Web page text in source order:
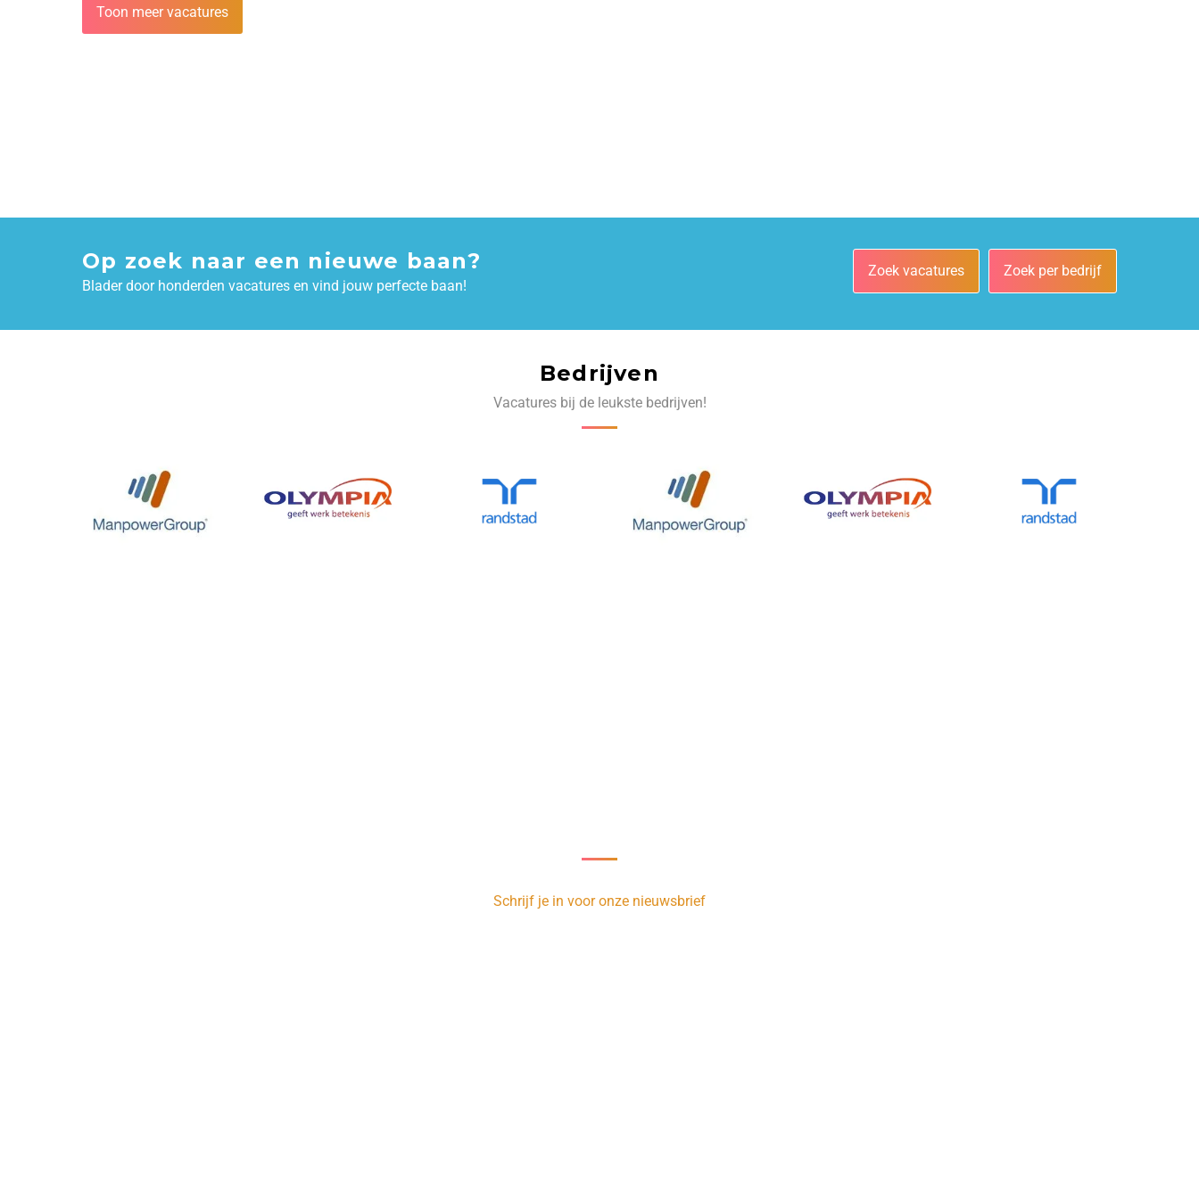
Toon meer vacatures
Op zoek naar een nieuwe baan?
Blader door honderden vacatures en vind jouw perfecte baan!
Zoek vacatures Zoek per bedrijf
Bedrijven
Vacatures bij de leukste bedrijven!
Schrijf je in voor onze nieuwsbrief